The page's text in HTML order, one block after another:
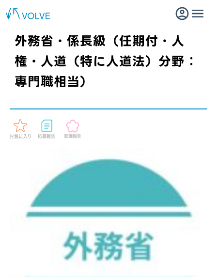
外務省・係長級（任期付・人
権・人道（特に人道法）分野：
専門職相当）